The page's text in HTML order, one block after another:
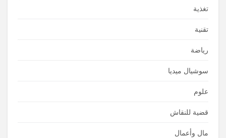
تغذية
تقنية
رياضة
سوشيال ميديا
علوم
قضية للنقاش
مال وأعمال